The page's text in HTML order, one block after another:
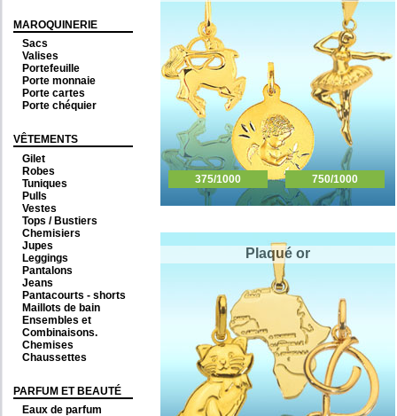
MAROQUINERIE
Sacs
Valises
Portefeuille
Porte monnaie
Porte cartes
Porte chéquier
VÊTEMENTS
Gilet
Robes
Tuniques
Pulls
Vestes
Tops / Bustiers
Chemisiers
Jupes
Leggings
Pantalons
Jeans
Pantacourts - shorts
Maillots de bain
Ensembles et
Combinaisons.
Chemises
Chaussettes
PARFUM ET BEAUTÉ
Eaux de parfum
375/1000 750/1000
Plaqué or